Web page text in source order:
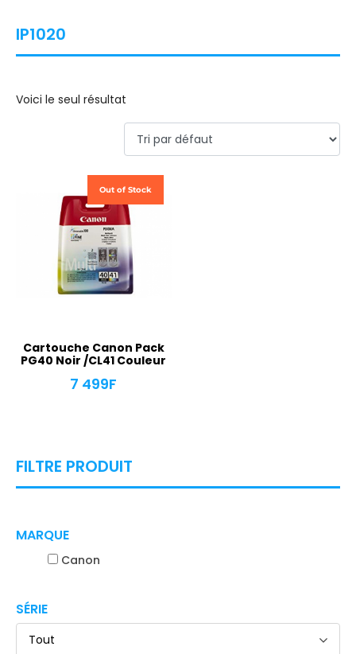
IP1020
Voici le seul résultat
Out of Stock
Cartouche Canon Pack
PG40 Noir /CL41 Couleur
7 499F
FILTRE PRODUIT
MARQUE
Canon
SÉRIE
Tout